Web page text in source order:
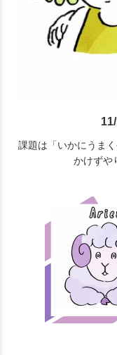
課題は「いかにうま
かけずや